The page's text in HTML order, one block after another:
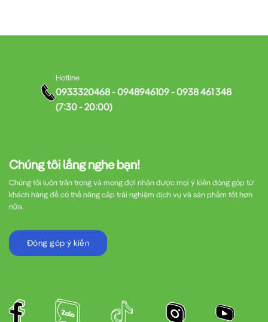
Chúng tôi lắng nghe bạn!
Chúng tôi luôn trân trọng và mong đợi nhận được mọi ý kiến đóng góp từ
khách hàng để có thể nâng cấp trải nghiệm dịch vụ và sản phẩm tốt hơn
nữa.
Đóng góp ý kiến
Hotline
0933320468 - 0948946109 - 0938 461 348
(7:30 - 20:00)